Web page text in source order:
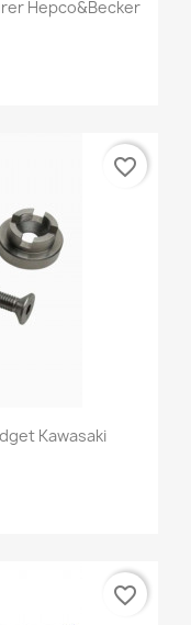
Hepco&Becker
Kawasaki
favorite_border
favorite_border